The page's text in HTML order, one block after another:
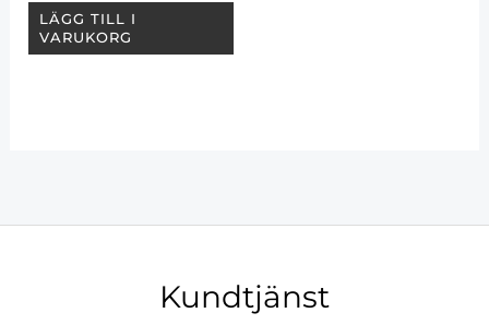
LÄGG TILL I
VARUKORG
Kundtjänst